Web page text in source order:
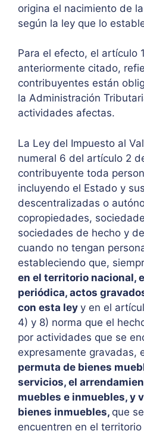
origina el nacimiento de
según la ley que lo
Para el efecto, el artículo
anteriormente citado,
contribuyentes están
la Administración
actividades afectas.
La Ley del Impuesto al
numeral 6 del artículo 2
contribuyente toda
incluyendo el Estado y
descentralizadas o
copropiedades,
sociedades de hecho y
cuando no tengan
estableciendo que,
en el territorio nacional,
periódica, actos
con esta ley y en el
4) y 8) norma que el
por actividades que se
expresamente gravadas,
permuta de bienes
servicios, el
muebles e inmuebles, y
bienes inmuebles, que
encuentren en el